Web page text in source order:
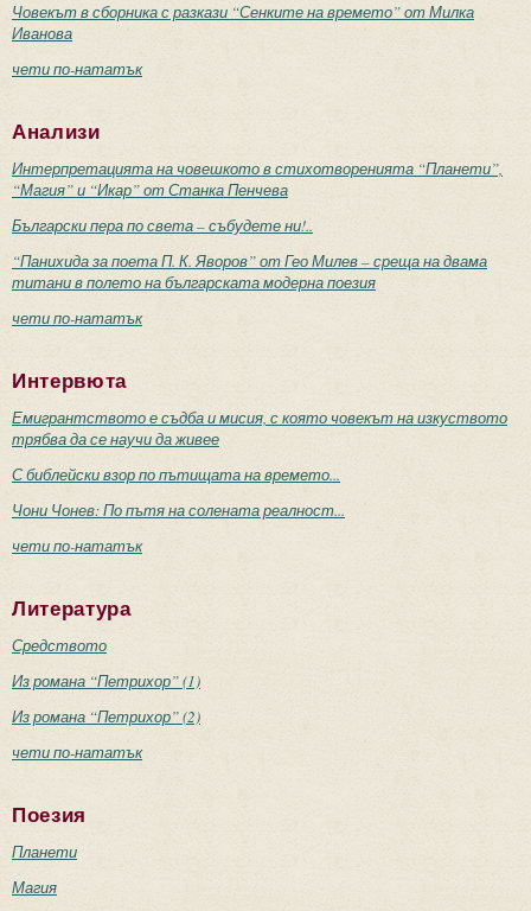
Човекът в сборника с разкази “Сенките на времето” от Милка
Иванова
чети по-нататък
Анализи
Интерпретацията на човешкото в стихотворенията “Планети”,
“Магия” и “Икар” от Станка Пенчева
Български пера по света – събудете ни!..
“Панихида за поета П. К. Яворов” от Гео Милев – среща на двама
титани в полето на българската модерна поезия
чети по-нататък
Интервюта
Емигрантството е съдба и мисия, с която човекът на изкуството
трябва да се научи да живее
С библейски взор по пътищата на времето...
Чони Чонев: По пътя на солената реалност...
чети по-нататък
Литература
Средството
Из романа “Петрихор” (1)
Из романа “Петрихор” (2)
чети по-нататък
Поезия
Планети
Магия